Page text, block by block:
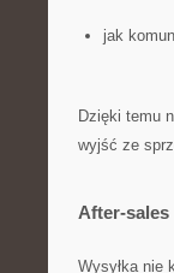
jak
Dzięki temu
wyjść ze
After-sales
Wysyłka nie